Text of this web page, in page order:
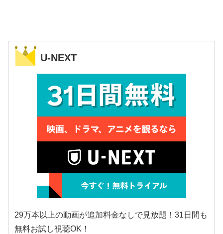
U-NEXT
29万本以上の動画が追加料金なしで見放題！31日間も
無料お試し視聴OK！